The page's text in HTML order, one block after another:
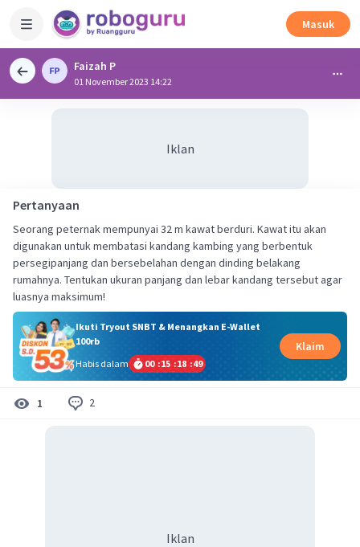
Masuk
Faizah P
01 November 2023 14:22
Iklan
Pertanyaan
Seorang peternak mempunyai 32 m kawat berduri. Kawat itu akan
digunakan untuk membatasi kandang kambing yang berbentuk
persegipanjang dan bersebelahan dengan dinding belakang
rumahnya. Tentukan ukuran panjang dan lebar kandang tersebut agar
luasnya maksimum!
Ikuti Tryout SNBT & Menangkan E-Wallet
100rb
Habis dalam
00 :15 :18 :49
Klaim
1 2
Iklan